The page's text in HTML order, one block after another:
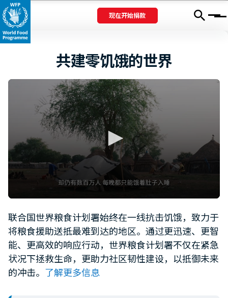
现在开始捐款 Menu
共建零饥饿的世界
of
1
minute,
12
seconds
联合国世界粮食计划署始终在一线抗击饥饿，致力于
将粮食援助送抵最难到达的地区。通过更迅速、更智
能、更高效的响应行动，世界粮食计划署不仅在紧急
状况下拯救生命，更助力社区韧性建设，以抵御未来
的冲击。 了解更多信息